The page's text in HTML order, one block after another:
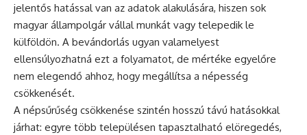
jelentős hatással van az adatok alakulására, hiszen sok
magyar állampolgár vállal munkát vagy telepedik le
külföldön. A bevándorlás ugyan valamelyest
ellensúlyozhatná ezt a folyamatot, de mértéke egyelőre
nem elegendő ahhoz, hogy megállítsa a népesség
csökkenését.
A népsűrűség csökkenése szintén hosszú távú hatásokkal
járhat: egyre több településen tapasztalható elöregedés,